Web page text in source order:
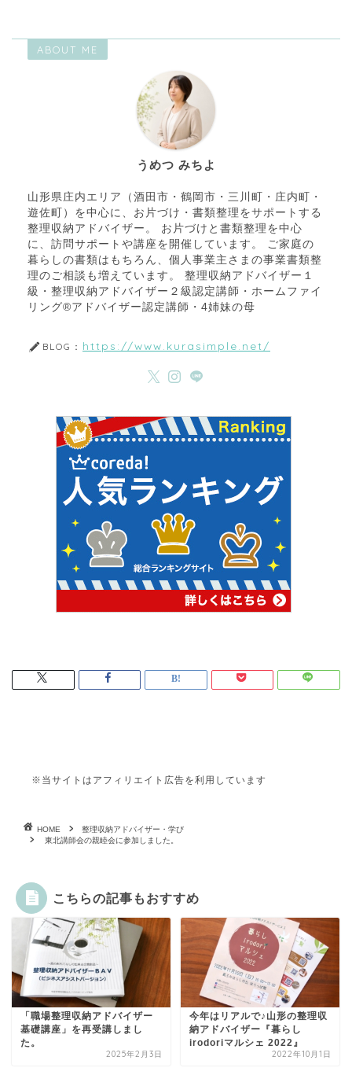
ABOUT ME
うめつ みちよ
山形県庄内エリア（酒田市・鶴岡市・三川町・庄内町・
遊佐町）を中心に、お片づけ・書類整理をサポートする
整理収納アドバイザー。 お片づけと書類整理を中心
に、訪問サポートや講座を開催しています。 ご家庭の
暮らしの書類はもちろん、個人事業主さまの事業書類整
理のご相談も増えています。 整理収納アドバイザー１
級・整理収納アドバイザー２級認定講師・ホームファイ
リング®アドバイザー認定講師・4姉妹の母
BLOG： https://www.kurasimple.net/
※当サイトはアフィリエイト広告を利用しています
HOME
整理収納アドバイザー・学び
東北講師会の親睦会に参加しました。
こちらの記事もおすすめ
「職場整理収納アドバイザー
基礎講座」を再受講しまし
た。
2025年2月3日
今年はリアルで♪山形の整理収
納アドバイザー『暮らし
irodoriマルシェ 2022』
2022年10月1日